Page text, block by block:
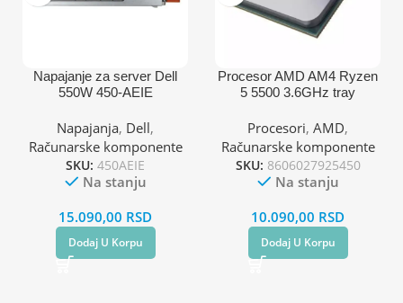
Napajanje za server Dell
550W 450-AEIE
Napajanja, Dell,
Računarske komponente
SKU: 450AEIE
Na stanju
15.090,00 RSD
Dodaj U Korpu
Procesor AMD AM4 Ryzen
5 5500 3.6GHz tray
Procesori, AMD,
Računarske komponente
SKU: 8606027925450
Na stanju
10.090,00 RSD
Dodaj U Korpu